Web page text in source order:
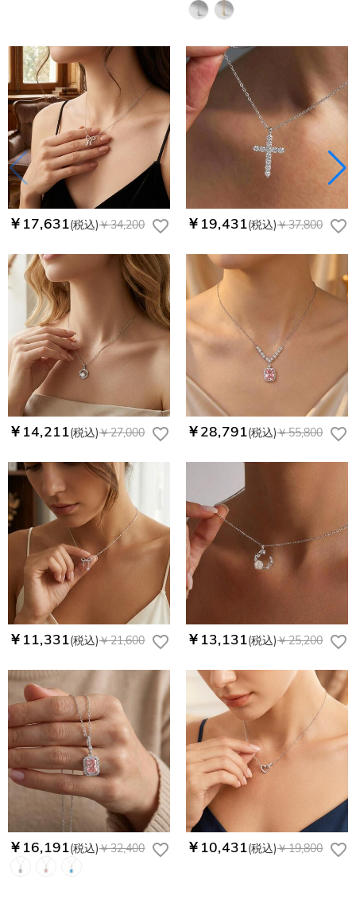
￥17,631(税込)￥34,200 ￥19,431(税込)￥37,800
￥14,211(税込)￥27,000 ￥28,791(税込)￥55,800
￥11,331(税込)￥21,600 ￥13,131(税込)￥25,200
￥16,191(税込)￥32,400 ￥10,431(税込)￥19,800